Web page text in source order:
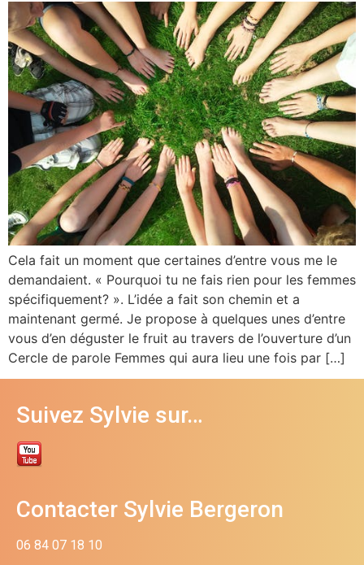
Cela fait un moment que certaines d’entre vous me le
demandaient. « Pourquoi tu ne fais rien pour les femmes
spécifiquement? ». L’idée a fait son chemin et a
maintenant germé. Je propose à quelques unes d’entre
vous d’en déguster le fruit au travers de l’ouverture d’un
Cercle de parole Femmes qui aura lieu une fois par […]
Suivez Sylvie sur…
Contacter Sylvie Bergeron
06 84 07 18 10